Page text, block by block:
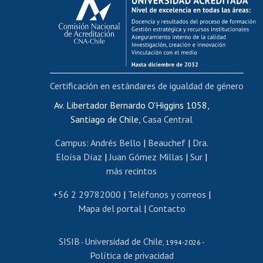
Postulación al AUCAI
Funcionarias/os
Cursos internos de capacitación
Bienestar del personal
Portal de movilidad interna
Certificado de renta
Certificado de renta honorarios
Editar páginas blancas
Extranjeras/os
Revalidación y reconocimiento de títulos
Postulación al Programa de Movilidad Estudiantil
Cursos de español
Av. Libertador Bernardo O'Higgins 1058,
Santiago de Chile, Casa Central
Campus: Andrés Bello | Beauchef| Dra.
Eloísa Díaz | Juan Gómez Millas | Sur |
más recintos
+56 2 29782000 | Teléfonos y correos |
Mapa del portal| Contacto
SISIB - Universidad de Chile , 1994-2026 -
Política de privacidad
Certificación en estándares de igualdad de género